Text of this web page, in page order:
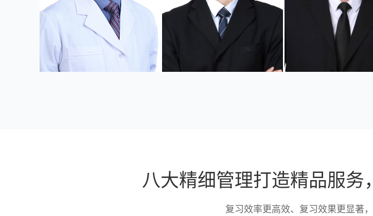
八大精细管理打造精品服务
复习效率更高效、复习效果更显著